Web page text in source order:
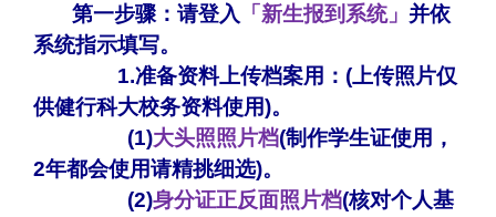
第一步骤 ：请登入 「新生报到系统」 并依
系统指示填写。
1.准备资料上传档案用：(上传照片仅
供健行科大校务资料使用)。
(1)大头照照片档(制作学生证使用，
2年都会使用请精挑细选)。
(2)身分证正反面照片档(核对个人基